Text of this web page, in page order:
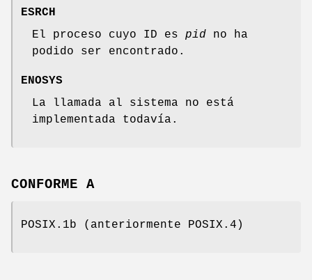
ESRCH
El proceso cuyo ID es pid no ha
podido ser encontrado.
ENOSYS
La llamada al sistema no está
implementada todavía.
CONFORME A
POSIX.1b (anteriormente POSIX.4)